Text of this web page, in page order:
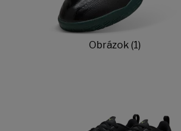
Obrázok (1)